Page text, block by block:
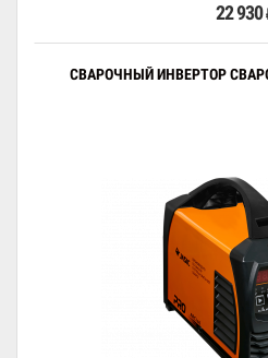
22 930
СВАРОЧНЫЙ ИНВЕРТОР